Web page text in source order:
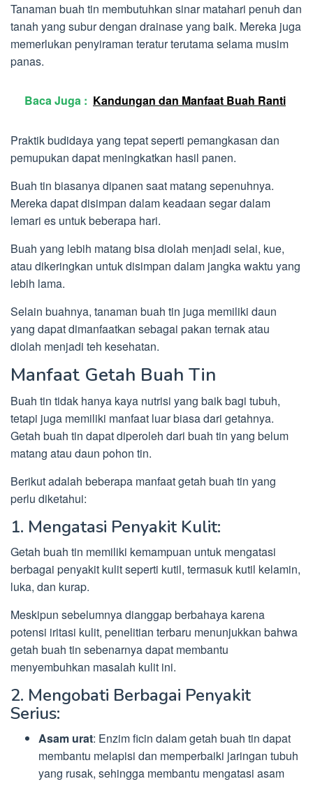
Tanaman buah tin membutuhkan sinar matahari penuh dan
tanah yang subur dengan drainase yang baik. Mereka juga
memerlukan penyiraman teratur terutama selama musim
panas.
Baca Juga : Kandungan dan Manfaat Buah Ranti
Praktik budidaya yang tepat seperti pemangkasan dan
pemupukan dapat meningkatkan hasil panen.
Buah tin biasanya dipanen saat matang sepenuhnya.
Mereka dapat disimpan dalam keadaan segar dalam
lemari es untuk beberapa hari.
Buah yang lebih matang bisa diolah menjadi selai, kue,
atau dikeringkan untuk disimpan dalam jangka waktu yang
lebih lama.
Selain buahnya, tanaman buah tin juga memiliki daun
yang dapat dimanfaatkan sebagai pakan ternak atau
diolah menjadi teh kesehatan.
Manfaat Getah Buah Tin
Buah tin tidak hanya kaya nutrisi yang baik bagi tubuh,
tetapi juga memiliki manfaat luar biasa dari getahnya.
Getah buah tin dapat diperoleh dari buah tin yang belum
matang atau daun pohon tin.
Berikut adalah beberapa manfaat getah buah tin yang
perlu diketahui:
1. Mengatasi Penyakit Kulit:
Getah buah tin memiliki kemampuan untuk mengatasi
berbagai penyakit kulit seperti kutil, termasuk kutil kelamin,
luka, dan kurap.
Meskipun sebelumnya dianggap berbahaya karena
potensi iritasi kulit, penelitian terbaru menunjukkan bahwa
getah buah tin sebenarnya dapat membantu
menyembuhkan masalah kulit ini.
2. Mengobati Berbagai Penyakit
Serius:
Asam urat: Enzim ficin dalam getah buah tin dapat
membantu melapisi dan memperbaiki jaringan tubuh
yang rusak, sehingga membantu mengatasi asam